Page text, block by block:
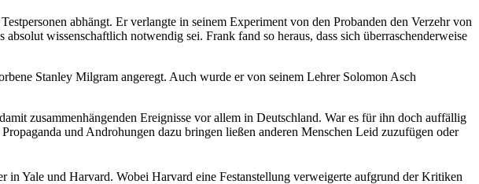
abhängt. Er verlangte in seinem Experiment von den Probanden den Verzehr von
wissenschaftlich notwendig sei. Frank fand so heraus, dass sich überraschenderweise
Stanley Milgram angeregt. Auch wurde er von seinem Lehrer Solomon Asch
zusammenhängenden Ereignisse vor allem in Deutschland. War es für ihn doch auffällig
und Androhungen dazu bringen ließen anderen Menschen Leid zuzufügen oder
Yale und Harvard. Wobei Harvard eine Festanstellung verweigerte aufgrund der Kritiken